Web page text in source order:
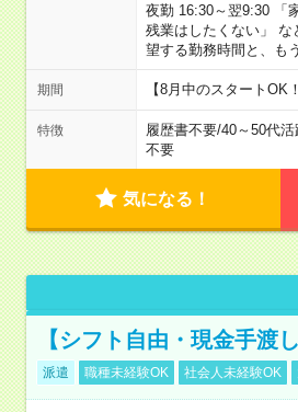
夜勤 16:30～翌9:30 「
残業はしたくない」
望する勤務時間と、も
期間 【8月中のスタート
特徴 履歴書不要/40～50代活
不要
気になる！
【シフト自由・現金手渡
派遣 職種未経験OK 社会人未経験OK